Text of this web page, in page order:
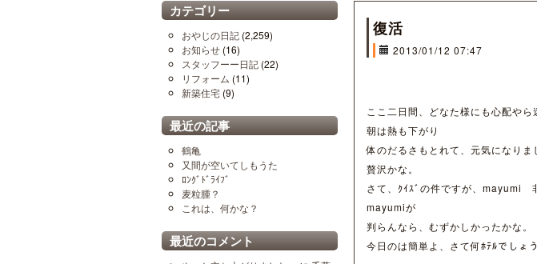
カテゴリー
おやじの日記 (2,259)
お知らせ (16)
スタッフーー日記 (22)
リフォーム (11)
新築住宅 (9)
最近の記事
鶴亀
又間が空いてしもうた
ﾛﾝｸﾞﾄﾞﾗｲﾌﾞ
麦粒腫？
これは、何かな？
最近のコメント
復活
2013/01/12 07:47
ここ二日間、どなた様にも心配や
朝は熱も下がり
体のだるさもとれて、元気になり
贅沢かな。
さて、ｸｲｽﾞの件ですが、mayumi
mayumiが
判らんなら、むずかしかったかな。
今日のは簡単よ、さて何ﾎﾃﾙでしょ